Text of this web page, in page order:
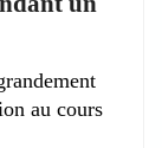
au cours